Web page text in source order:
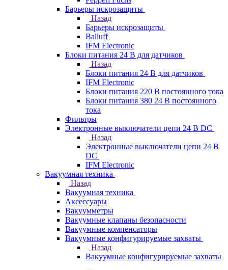
Барьеры искрозащиты
Назад
Барьеры искрозащиты
Balluff
IFM Electronic
Блоки питания 24 В для датчиков
Назад
Блоки питания 24 В для датчиков
IFM Electronic
Блоки питания 220 В постоянного тока
Блоки питания 380 24 В постоянного
тока
Фильтры
Электронные выключатели цепи 24 В DC
Назад
Электронные выключатели цепи 24 В
DC
IFM Electronic
Вакуумная техника
Назад
Вакуумная техника
Аксессуары
Вакуумметры
Вакуумные клапаны безопасности
Вакуумные компенсаторы
Вакуумные конфигурируемые захваты
Назад
Вакуумные конфигурируемые захваты